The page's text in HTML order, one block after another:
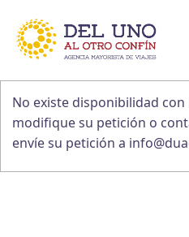
No existe disponibilidad
modifique su petición o
envíe su petición a